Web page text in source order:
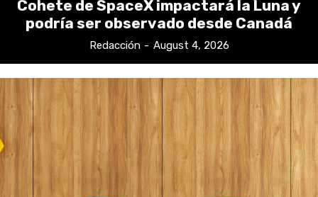
Cohete de SpaceX impactará la Luna y
podría ser observado desde Canadá
Redacción - August 4, 2026